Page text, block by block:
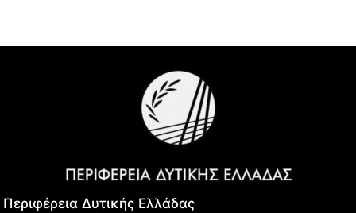
Περιφέρεια Δυτικής Ελλάδας​